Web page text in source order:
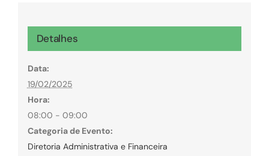
Detalhes
Data:
19/02/2025
Hora:
08:00 - 09:00
Categoria de Evento:
Diretoria Administrativa e Financeira